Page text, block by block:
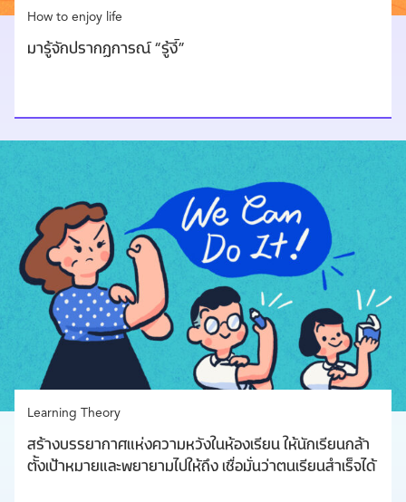
How to enjoy life
มารู้จักปรากฏการณ์ “รู้งี้”
Learning Theory
สร้างบรรยากาศแห่งความหวังในห้องเรียน ให้นักเรียนกล้า
ตั้งเป้าหมายและพยายามไปให้ถึง เชื่อมั่นว่าตนเรียนสำเร็จได้